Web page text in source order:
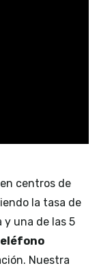
centros de
la tasa de
una de las 5
Nuestra